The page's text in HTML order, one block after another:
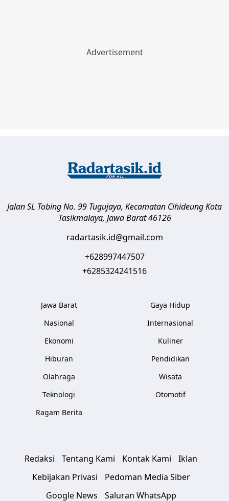
Jalan SL Tobing No. 99 Tugujaya, Kecamatan CihideungKota
Tasikmalaya, Jawa Barat 46126
radartasik.id@gmail.com
+628997447507
+6285324241516
Jawa Barat
Nasional
Ekonomi
Hiburan
Olahraga
Teknologi
Ragam Berita
Gaya Hidup
Internasional
Kuliner
Pendidikan
Wisata
Otomotif
Redaksi Tentang Kami Kontak Kami
Iklan
Kebijakan Privasi
Pedoman Media Siber
Google News
Saluran WhatsApp